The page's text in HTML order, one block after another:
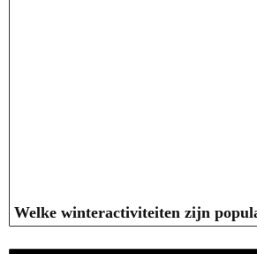
Welke winteractiviteiten zijn